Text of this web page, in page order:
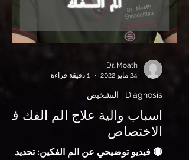
اسباب والية علاج الم الفك في
الاختصاص
🔴 فيديو توضيحي عن الم الفكين: تحديد
Diagnosis | التشخيص
Dr. Moath
24 مايو 2022
1 دقيقة قراءة